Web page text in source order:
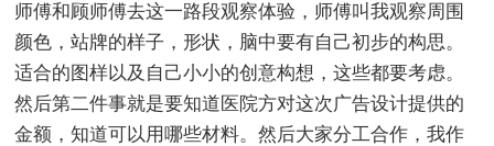
师傅和顾师傅去这一路段观察体验，师傅叫我观察周围
颜色，站牌的样子，形状，脑中要有自己初步的构思。
适合的图样以及自己小小的创意构想，这些都要考虑。
然后第二件事就是要知道医院方对这次广告设计提供的
金额，知道可以用哪些材料。然后大家分工合作，我作